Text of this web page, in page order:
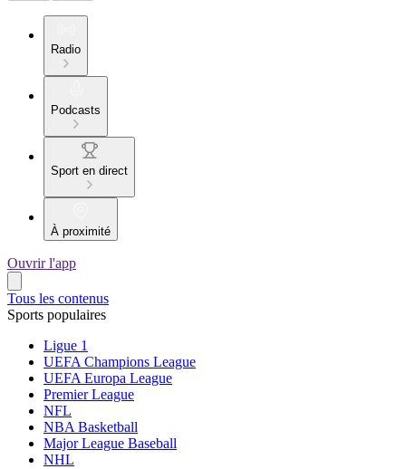
Radio
Podcasts
Sport en direct
À proximité
Ouvrir l'app
Tous les contenus
Sports populaires
Ligue 1
UEFA Champions League
UEFA Europa League
Premier League
NFL
NBA Basketball
Major League Baseball
NHL